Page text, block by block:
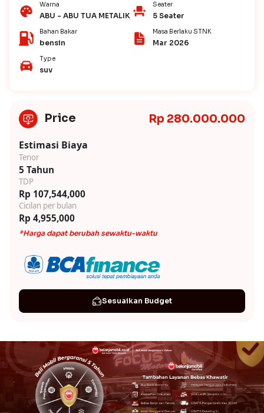
Warna
ABU - ABU TUA METALIK
Seater
5 Seater
Bahan Bakar
bensin
Masa Berlaku STNK
Mar 2026
Type
suv
Price Rp 280.000.000
Estimasi Biaya
Tenor
5 Tahun
TDP
Rp 107,544,000
Cicilan per bulan
Rp 4,955,000
*Harga dapat berubah sewaktu-waktu
Sesuaikan Budget